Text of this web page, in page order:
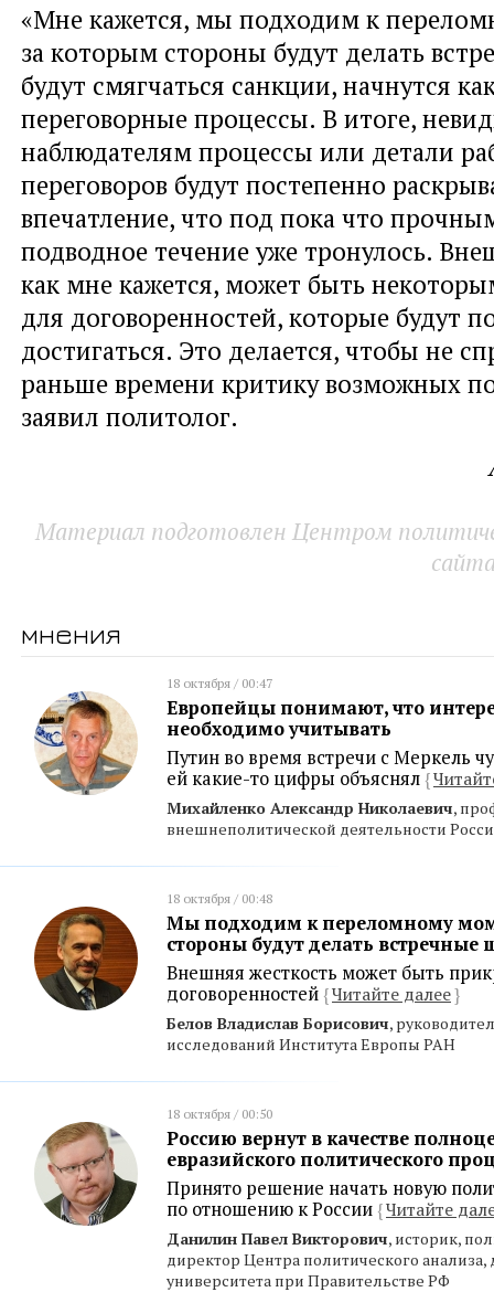
«Мне кажется, мы подходим к
за которым стороны будут делать
будут смягчаться санкции, начнутся
переговорные процессы. В итоге,
наблюдателям процессы или детали
переговоров будут постепенно
впечатление, что под пока что
подводное течение уже тронулось.
как мне кажется, может быть
для договоренностей, которые будут
достигаться. Это делается, чтобы не
раньше времени критику возможных
заявил политолог.
Материал подготовлен Центром
мнения
18 октября / 00:47
Европейцы понимают, что
необходимо учитывать
Путин во время встречи с Меркель
ей какие-то цифры объяснял {
Михайленко Александр Николаевич,
внешнеполитической деятельности
18 октября / 00:48
Мы подходим к переломному
стороны будут делать встречные
Внешняя жесткость может быть
договоренностей {Читайте далее}
Белов Владислав Борисович,
исследований Института Европы РАН
18 октября / 00:50
Россию вернут в качестве
евразийского политического
Принято решение начать новую
по отношению к России {Читайте
Данилин Павел Викторович, историк,
директор Центра политического
университета при Правительстве РФ